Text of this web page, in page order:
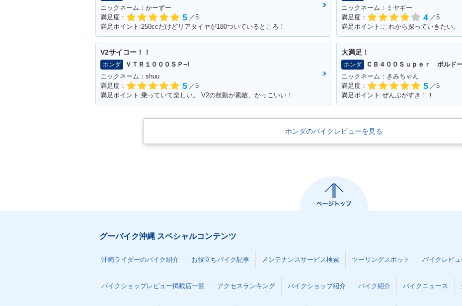
ニックネーム：かーずー
満足度：
5 ／5
満足ポイント:250ccだけどリアタイヤが180ついているところ！
ニックネーム：ミヤギー
満足度：
4 ／5
満足ポイント:これから探っていきたい。
V2サイコー！！
ホンダ
ＶＴＲ１０００ＳＰ−I
ニックネーム：shuu
満足度：
5 ／5
満足ポイント:乗っていて楽しい。 V2の鼓動が素敵、かっこいい！
大満足！
ホンダ
ＣＢ４００Ｓｕｐｅｒ ボルド
ニックネーム：きみちゃん
満足度：
5 ／5
満足ポイント:ぜんぶがすき！！
ホンダのバイクレビューを見る
グーバイク沖縄 スペシャルコンテンツ
沖縄ライダーのバイク紹介 お役立ちバイク記事 メンテナンスサービス検索 ツーリングスポット バイクレビュ
バイクショップレビュー掲載店一覧 アクセスランキング バイクショップ紹介 バイク紹介 バイクニュース